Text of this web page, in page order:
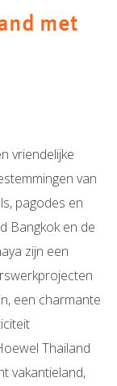
met
vriendelijke
van
pagodes en
Bangkok en de
zijn een
een charmante
Thailand
vakantieland,